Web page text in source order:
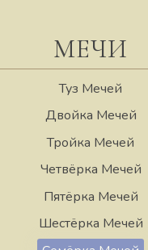
МЕЧИ
Туз Мечей
Двойка Мечей
Тройка Мечей
Четвёрка Мечей
Пятёрка Мечей
Шестёрка Мечей